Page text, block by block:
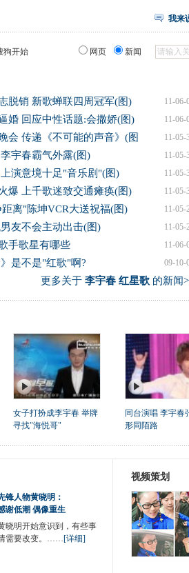
我来
狗开始 网页 新闻
11-06-
脱销 新歌蝉联四周冠军(图)
11-06-
婚 回应中性话题:会撒娇(图)
11-05-
会 传递《不可能的声音》(图
11-05-
宇春霸气外露(图)
11-05-
演意境十足"音乐剧"(图)
11-05-
爆 上千歌迷致交通瘫痪(图)
11-05-
离"陈坤VCR大送祝福(图)
11-05-
友不会主动出击(图)
11-06-
手歌星有哪些
09-10-
是不是"红歌"啊?
更多关于 李宇春 红星歌的新闻
女子打扮成李宇春 举牌
寻找"海悦哥"
同台演唱 李宇春
形同陌路
锋人物黄晓明：
谢低潮 偶像重生
晓明开始意识到，有些事
需要改变。……[详细]
视频策划